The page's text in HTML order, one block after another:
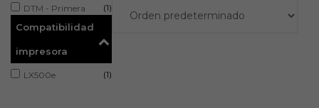
Marcaje
+34 93 241 22 21
DTM - Primera (1)
Compatibilidad
impresora
LX500e (1)